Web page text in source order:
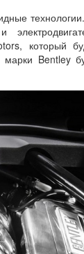
который
Bentley